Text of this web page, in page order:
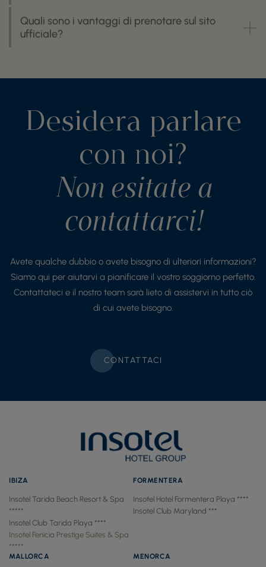
Quali sono i vantaggi di prenotare sul sito
ufficiale?
Desidera parlare
con noi?
Non esitate a
contattarci!
Avete qualche dubbio o avete bisogno di ulteriori informazioni?
Siamo qui per aiutarvi a pianificare il vostro soggiorno perfetto.
Contattateci e il nostro team sarà lieto di assistervi in tutto ciò
di cui avete bisogno.
CONTATTACI
IBIZA
Insotel Tarida Beach Resort & Spa
*****
Insotel Club Tarida Playa ****
Insotel Fenicia Prestige Suites & Spa
*****
FORMENTERA
Insotel Hotel Formentera Playa ****
Insotel Club Maryland ***
MALLORCA MENORCA